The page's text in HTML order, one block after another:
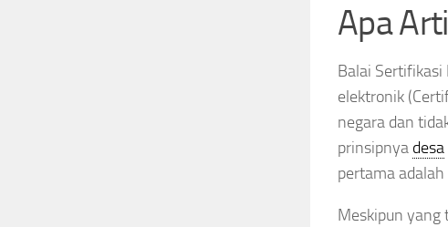
Apa
Balai
elektronik
negara dan
prinsipnya desa
pertama
Meskipun yang